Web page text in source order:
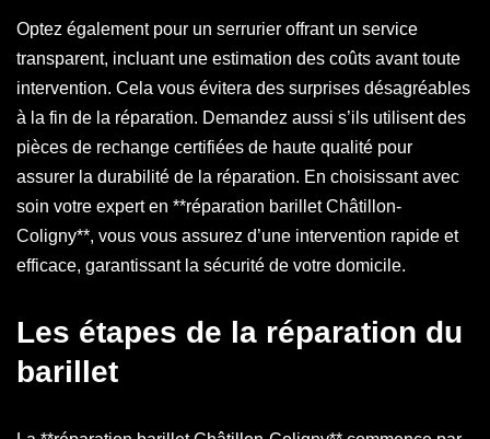
Optez également pour un serrurier offrant un service
transparent, incluant une estimation des coûts avant toute
intervention. Cela vous évitera des surprises désagréables
à la fin de la réparation. Demandez aussi s’ils utilisent des
pièces de rechange certifiées de haute qualité pour
assurer la durabilité de la réparation. En choisissant avec
soin votre expert en **réparation barillet Châtillon-
Coligny**, vous vous assurez d’une intervention rapide et
efficace, garantissant la sécurité de votre domicile.
Les étapes de la réparation du
barillet